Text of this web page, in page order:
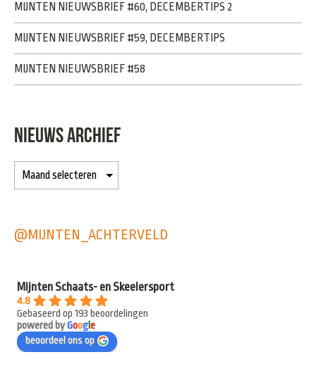
MIJNTEN NIEUWSBRIEF #60, DECEMBERTIPS 2
MIJNTEN NIEUWSBRIEF #59, DECEMBERTIPS
MIJNTEN NIEUWSBRIEF #58
NIEUWS ARCHIEF
@MIJNTEN_ACHTERVELD
Mijnten Schaats- en Skeelersport
4.8
Gebaseerd op 193 beoordelingen
powered byGooge
beoordeel ons op